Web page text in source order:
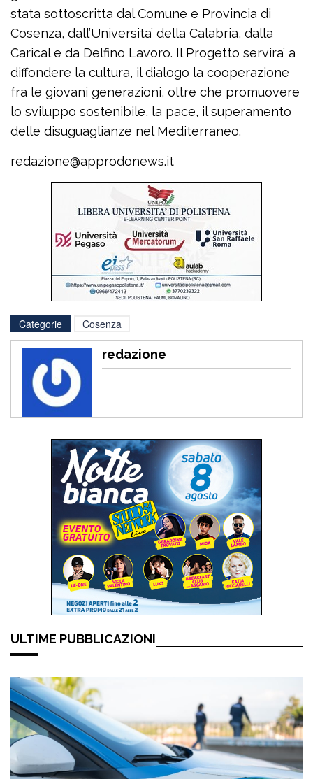
stata sottoscritta dal Comune e Provincia di
Cosenza, dall’Universita’ della Calabria, dalla
Carical e da Delfino Lavoro. Il Progetto servira’ a
diffondere la cultura, il dialogo la cooperazione
fra le giovani generazioni, oltre che promuovere
lo sviluppo sostenibile, la pace, il superamento
delle disuguaglianze nel Mediterraneo.
redazione@approdonews.it
Categorie Cosenza
redazione
ULTIME PUBBLICAZIONI